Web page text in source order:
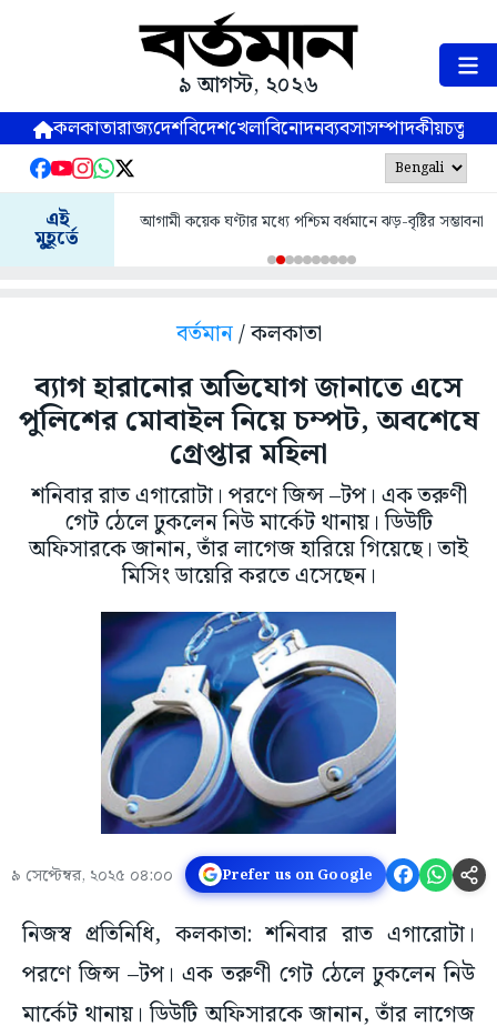
৯ আগস্ট, ২০২৬
কলকাতারাজ্যদেশবিদেশখেলাবিনোদনব্যবসাসম্পাদকীয়
এই
মুহূর্তে
আগামী কয়েক ঘণ্টার মধ্যে পশ্চিম বর্ধমানে ঝড়-বৃষ্টির সম্ভাবনা
বর্তমান/ কলকাতা
ব্যাগ হারানোর অভিযোগ জানাতে এসে
পুলিশের মোবাইল নিয়ে চম্পট, অবশেষে
গ্রেপ্তার মহিলা
শনিবার রাত এগারোটা। পরণে জিন্স –টপ। এক তরুণী
গেট ঠেলে ঢুকলেন নিউ মার্কেট থানায়। ডিউটি
অফিসারকে জানান, তাঁর লাগেজ হারিয়ে গিয়েছে। তাই
মিসিং ডায়েরি করতে এসেছেন।
৯ সেপ্টেম্বর, ২০২৫ ০৪:০০ Prefer us on Google
নিজস্ব প্রতিনিধি, কলকাতা: শনিবার রাত এগারোটা।
পরণে জিন্স –টপ। এক তরুণী গেট ঠেলে ঢুকলেন নিউ
মার্কেট থানায়। ডিউটি অফিসারকে জানান, তাঁর লাগেজ